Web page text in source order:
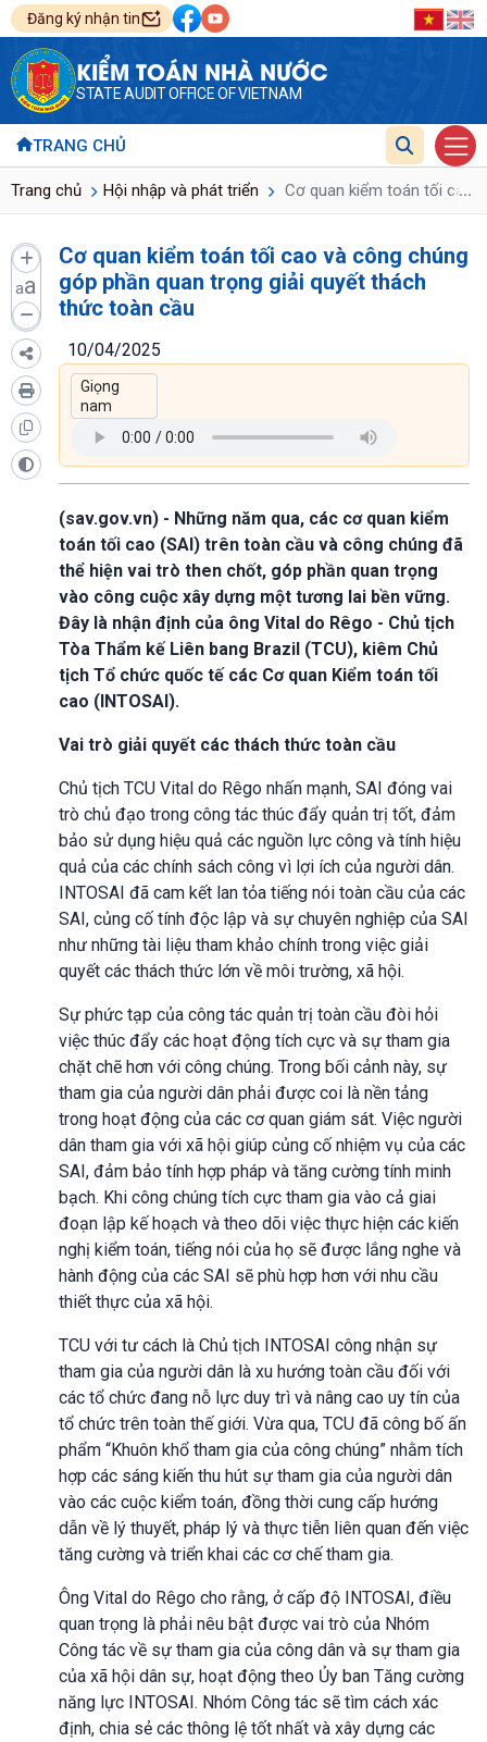
Đăng ký nhận tin
KIỂM TOÁN NHÀ NƯỚC
STATE AUDIT OFFICE OF VIETNAM
TRANG CHỦ
Trang chủ Hội nhập và phát triển Cơ quan kiểm toán tối cao
...
aa
Cơ quan kiểm toán tối cao và công chúng
góp phần quan trọng giải quyết thách
thức toàn cầu
10/04/2025
(sav.gov.vn) - Những năm qua, các cơ quan kiểm
toán tối cao (SAI) trên toàn cầu và công chúng đã
thể hiện vai trò then chốt, góp phần quan trọng
vào công cuộc xây dựng một tương lai bền vững.
Đây là nhận định của ông Vital do Rêgo - Chủ tịch
Tòa Thẩm kế Liên bang Brazil (TCU), kiêm Chủ
tịch Tổ chức quốc tế các Cơ quan Kiểm toán tối
cao (INTOSAI).
Vai trò giải quyết các thách thức toàn cầu
Chủ tịch TCU Vital do Rêgo nhấn mạnh, SAI đóng vai
trò chủ đạo trong công tác thúc đẩy quản trị tốt, đảm
bảo sử dụng hiệu quả các nguồn lực công và tính hiệu
quả của các chính sách công vì lợi ích của người dân.
INTOSAI đã cam kết lan tỏa tiếng nói toàn cầu của các
SAI, củng cố tính độc lập và sự chuyên nghiệp của SAI
như những tài liệu tham khảo chính trong việc giải
quyết các thách thức lớn về môi trường, xã hội.
Sự phức tạp của công tác quản trị toàn cầu đòi hỏi
việc thúc đẩy các hoạt động tích cực và sự tham gia
chặt chẽ hơn với công chúng. Trong bối cảnh này, sự
tham gia của người dân phải được coi là nền tảng
trong hoạt động của các cơ quan giám sát. Việc người
dân tham gia với xã hội giúp củng cố nhiệm vụ của các
SAI, đảm bảo tính hợp pháp và tăng cường tính minh
bạch. Khi công chúng tích cực tham gia vào cả giai
đoạn lập kế hoạch và theo dõi việc thực hiện các kiến
nghị kiểm toán, tiếng nói của họ sẽ được lắng nghe và
hành động của các SAI sẽ phù hợp hơn với nhu cầu
thiết thực của xã hội.
TCU với tư cách là Chủ tịch INTOSAI công nhận sự
tham gia của người dân là xu hướng toàn cầu đối với
các tổ chức đang nỗ lực duy trì và nâng cao uy tín của
tổ chức trên toàn thế giới. Vừa qua, TCU đã công bố ấn
phẩm “Khuôn khổ tham gia của công chúng” nhằm tích
hợp các sáng kiến thu hút sự tham gia của người dân
vào các cuộc kiểm toán, đồng thời cung cấp hướng
dẫn về lý thuyết, pháp lý và thực tiễn liên quan đến việc
tăng cường và triển khai các cơ chế tham gia.
Ông Vital do Rêgo cho rằng, ở cấp độ INTOSAI, điều
quan trọng là phải nêu bật được vai trò của Nhóm
Công tác về sự tham gia của công dân và sự tham gia
của xã hội dân sự, hoạt động theo Ủy ban Tăng cường
năng lực INTOSAI. Nhóm Công tác sẽ tìm cách xác
định, chia sẻ các thông lệ tốt nhất và xây dựng các